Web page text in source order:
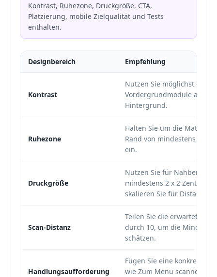
Kontrast, Ruhezone, Druckgröße, CTA,
Platzierung, mobile Zielqualität und Tests
enthalten.
Designbereich Empfehlung
Kontrast
Nutzen Sie möglichst
Vordergrundmodule auf
Hintergrund.
Ruhezone
Halten Sie um die Matrix
Rand von mindestens vier
ein.
Druckgröße
Nutzen Sie für
mindestens 2 x 2
skalieren Sie für Distanz.
Scan-Distanz
Teilen Sie die erwartete
durch 10, um die
schätzen.
Handlungsaufforderung
Fügen Sie eine konkrete
wie Zum Menü scannen